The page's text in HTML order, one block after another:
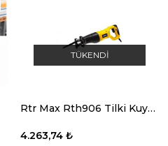
TÜKENDI
Rtr Max Rth906 Tilki Kuyruğu Testere Makinesi 710W
4.263,74 ₺